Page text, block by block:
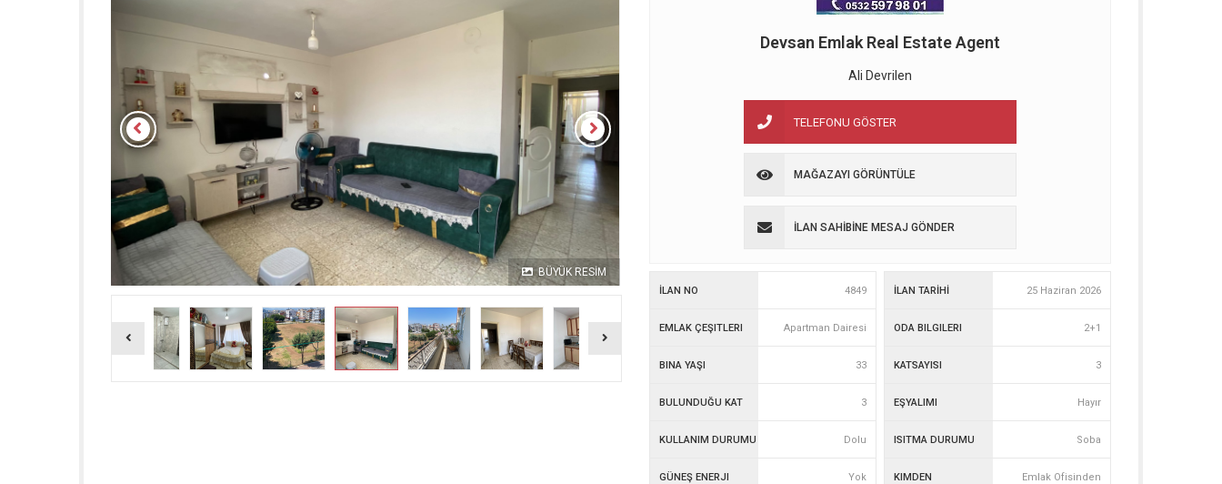
BÜYÜK RESİM
Devsan Emlak Real Estate Agent
Ali Devrilen
TELEFONU GÖSTER
MAĞAZAYI GÖRÜNTÜLE
İLAN SAHİBİNE MESAJ GÖNDER
İLAN NO 4849 İLAN TARİHİ 25 Haziran 2026
EMLAK ÇEŞITLERI Apartman Dairesi ODA BILGILERI 2+1
BINA YAŞI 33 KATSAYISI 3
BULUNDUĞU KAT 3 EŞYALIMI Hayır
KULLANIM DURUMU Dolu ISITMA DURUMU Soba
GÜNEŞ ENERJI Yok KIMDEN Emlak Ofisinden